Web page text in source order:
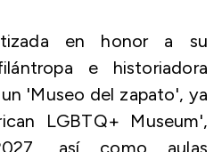
en honor a su
e historiadora
'Museo del zapato', ya
LGBTQ+ Museum',
así como aulas